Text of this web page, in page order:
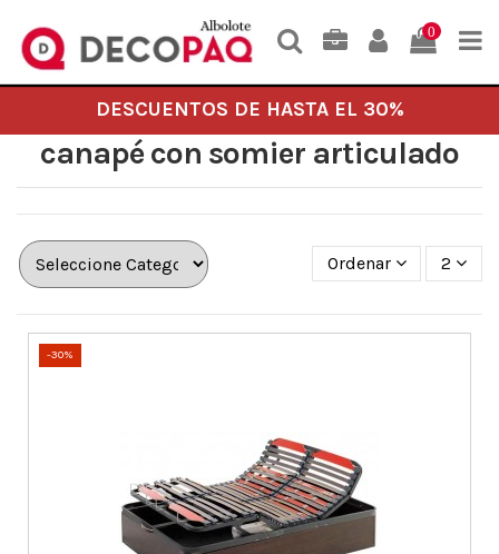
0
DESCUENTOS DE HASTA EL 30%
canapé con somier articulado
Ordenar 2
-30%